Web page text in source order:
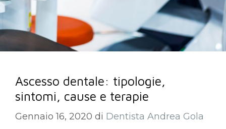
Ascesso dentale: tipologie,
sintomi, cause e terapie
Gennaio 16, 2020 di Dentista Andrea Gola